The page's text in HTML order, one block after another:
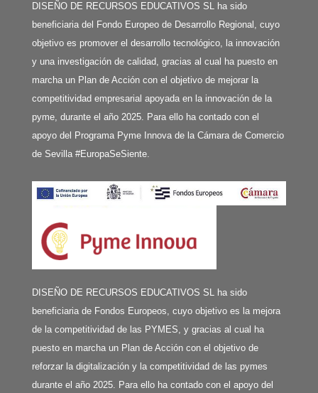
DISEÑO DE RECURSOS EDUCATIVOS SL ha sido
beneficiaria del Fondo Europeo de Desarrollo Regional, cuyo
objetivo es promover el desarrollo tecnológico, la innovación
y una investigación de calidad, gracias al cual ha puesto en
marcha un Plan de Acción con el objetivo de mejorar la
competitividad empresarial apoyada en la innovación de la
pyme, durante el año 2025. Para ello ha contado con el
apoyo del Programa Pyme Innova de la Cámara de Comercio
de Sevilla #EuropaSeSiente.
DISEÑO DE RECURSOS EDUCATIVOS SL ha sido
beneficiaria de Fondos Europeos, cuyo objetivo es la mejora
de la competitividad de las PYMES, y gracias al cual ha
puesto en marcha un Plan de Acción con el objetivo de
reforzar la digitalización y la competitividad de las pymes
durante el año 2025. Para ello ha contado con el apoyo del